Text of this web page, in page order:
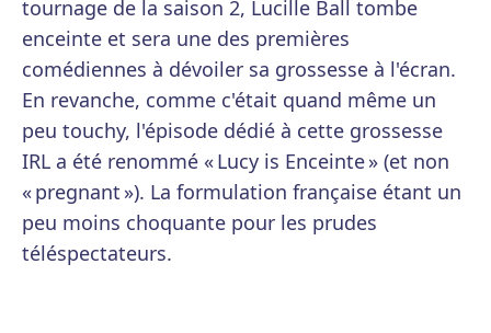
tournage de la saison 2, Lucille Ball tombe
enceinte et sera une des premières
comédiennes à dévoiler sa grossesse à l'écran.
En revanche, comme c'était quand même un
peu touchy, l'épisode dédié à cette grossesse
IRL a été renommé « Lucy is Enceinte » (et non
« pregnant »). La formulation française étant un
peu moins choquante pour les prudes
téléspectateurs.